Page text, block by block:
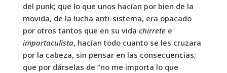
del punk; que lo que unos hacían por bien de la
movida, de la lucha anti-sistema, era opacado
por otros tantos que en su vida chirretee
importaculista, hacían todo cuanto se les cruzara
por la cabeza, sin pensar en las consecuencias;
que por dárselas de “no me importa lo que